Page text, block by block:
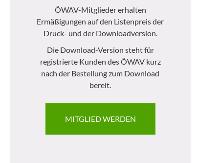
ÖWAV-Mitglieder erhalten
Ermäßigungen auf den Listenpreis der
Druck- und der Downloadversion.
Die Download-Version steht für
registrierte Kunden des ÖWAV kurz
nach der Bestellung zum Download
bereit.
MITGLIED WERDEN